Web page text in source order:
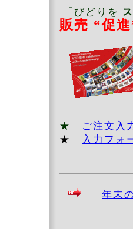
「びどりを
販売 “促進
★
ご注文
★
入力フォ
年